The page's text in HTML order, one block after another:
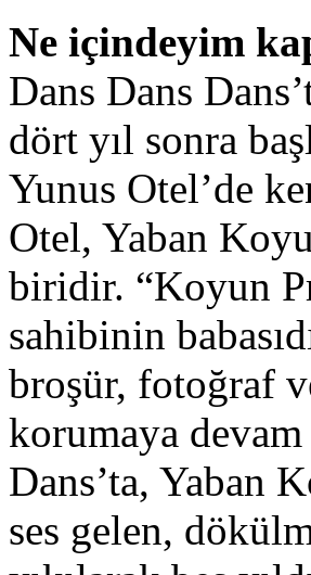
Ne içindeyim
Dans Dans
dört yıl sonra
Yunus Otel’de
Otel, Yaban
biridir. “Koyun
sahibinin
broşür, fotoğraf
korumaya
Dans’ta, Yaban
ses gelen,